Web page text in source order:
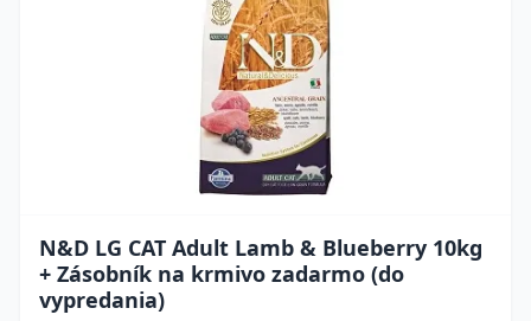
N&D LG CAT Adult Lamb & Blueberry 10kg
+ Zásobník na krmivo zadarmo (do
vypredania)